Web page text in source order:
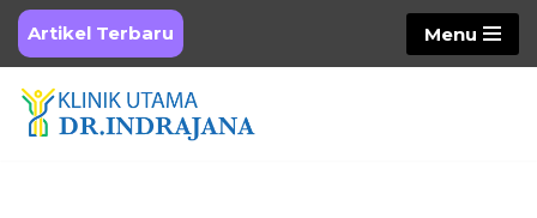
Skip
to
content
Artikel Terbaru Menu